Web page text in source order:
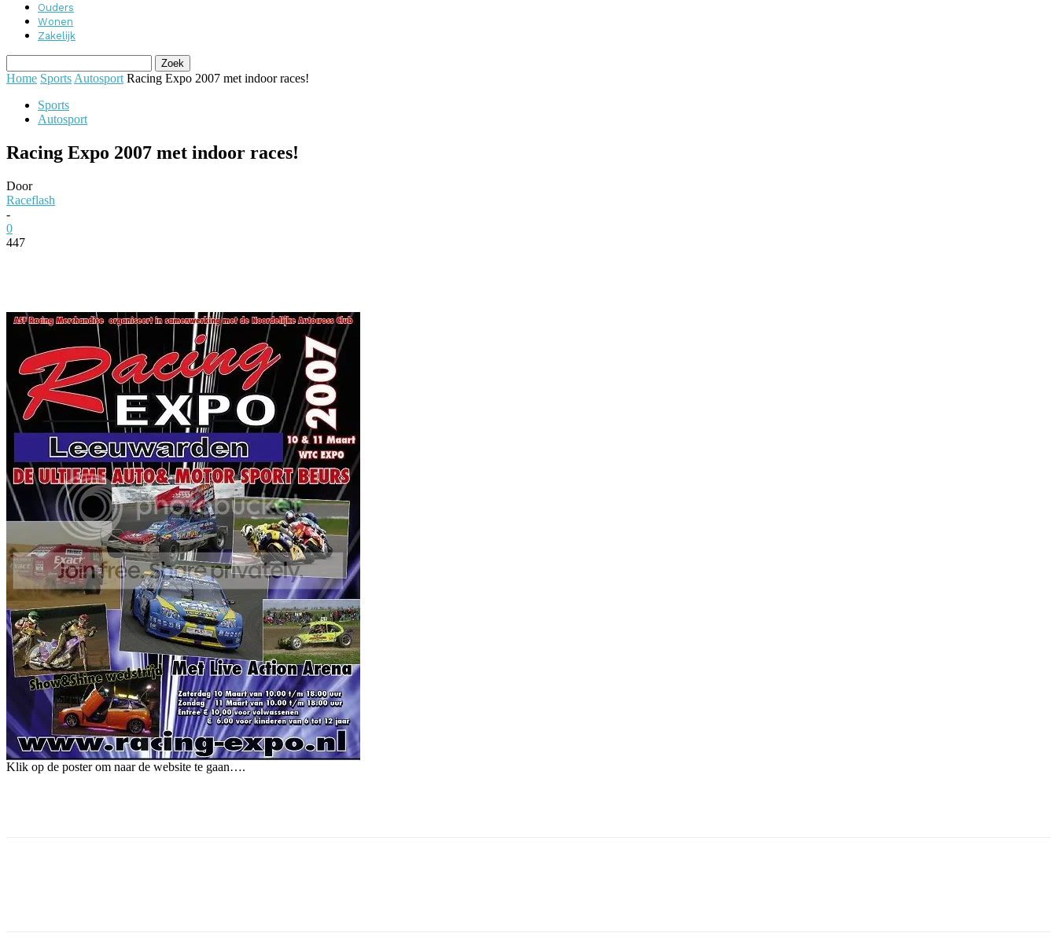
Ouders
Wonen
Zakelijk
Home Sports Autosport Racing Expo 2007 met indoor races!
Sports
Autosport
Racing Expo 2007 met indoor races!
Door
Raceflash
-
0
447
Klik op de poster om naar de website te gaan….